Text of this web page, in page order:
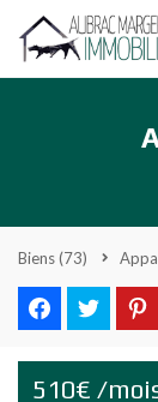
Biens(73)
510€ /